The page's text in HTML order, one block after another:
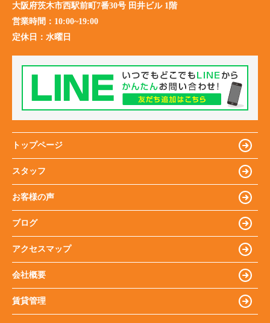
大阪府茨木市西駅前町7番30号 田井ビル 1階
営業時間： 10:00~19:00
定休日： 水曜日
トップページ
スタッフ
お客様の声
ブログ
アクセスマップ
会社概要
賃貸管理